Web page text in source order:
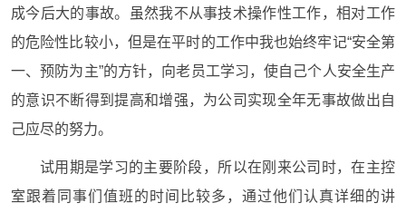
成今后大的事故。虽然我不从事技术操作性工作，相对工作
的危险性比较小，但是在平时的工作中我也始终牢记“安全第
一、预防为主”的方针，向老员工学习，使自己个人安全生产
的意识不断得到提高和增强，为公司实现全年无事故做出自
己应尽的努力。
试用期是学习的主要阶段，所以在刚来公司时，在主控
室跟着同事们值班的时间比较多，通过他们认真详细的讲